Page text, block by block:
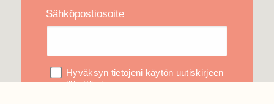
Sähköpostiosoite
Hyväksyn tietojeni käytön uutiskirjeen
lähettämiseen